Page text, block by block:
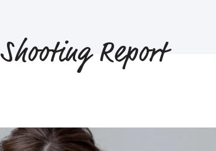
Shooting Report